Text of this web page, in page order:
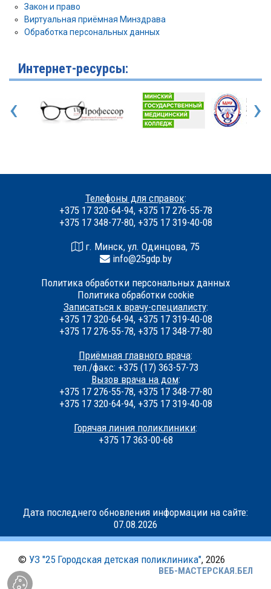
Закон и право
Виртуальная приёмная Минздрава
Обработка персональных данных
Интернет-ресурсы:
‹ ›
Телефоны для справок:
+375 17 320-64-94, +375 17 276-55-78
+375 17 348-77-80, +375 17 319-40-08
г. Минск, ул. Одинцова, 75
info@25gdp.by
Политика обработки персональных данных
Политика обработки cookie
Записаться к врачу-специалисту:
+375 17 320-64-94, +375 17 319-40-08
+375 17 276-55-78, +375 17 348-77-80
Приёмная главного врача:
тел./факс: +375 (17) 363-57-73
Вызов врача на дом:
+375 17 276-55-78, +375 17 348-77-80
+375 17 320-64-94, +375 17 319-40-08
Горячая линия поликлиники:
+375 17 363-00-68
Дата последнего обновления информации на сайте:
07.08.2026
© УЗ "25 Городская детская поликлиника", 2026
ВЕБ-МАСТЕРСКАЯ.БЕЛ